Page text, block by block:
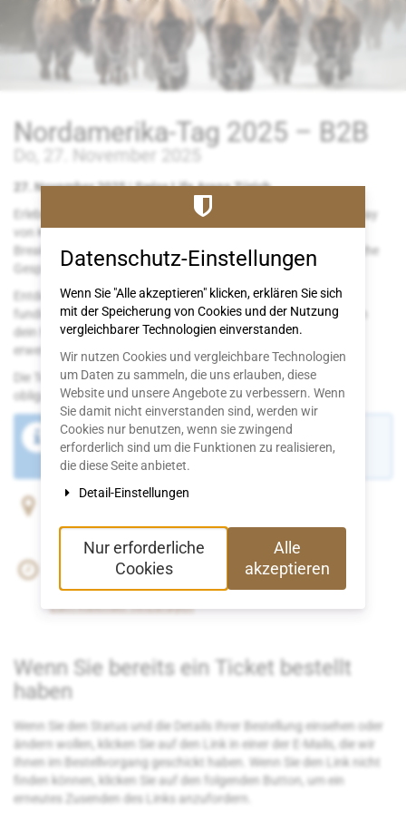
Inhalt
Nordamerika-Tag 2025 – B2B
Do, 27. November 2025
27. November 2025 | Swiss Life Arena Zürich
Erlebe Nordamerika in all seinen Facetten! Am North America Day
von Knecht Reisen erwartet dich ein informatives B2B
Breakfastseminar mit inspirierenden Vorträgen sowie persönliche
Gespräche mit unseren Partnern und Spezialisten vor Ort.
Entdecke aktuelle Trends, spannende Angebote und erhalte
fundiertes Wissen aus erster Hand zu Kanada und den USA, um
dein Nordamerika-Know-how für erfolgreiche Beratungen zu
erweitern.
Die Teilnahme am Event ist kostenlos, eine Anmeldung ist
obligatorisch.
Der Buchungszeitraum für diese Veranstaltung ist
beendet.
Vulkanstrasse 130
8048 Zürich
Do, 27. November 2025
Beginn:09:00Uhr
Zum Kalender hinzufügen
Wenn Sie bereits ein Ticket bestellt
haben
Wenn Sie den Status und die Details Ihrer Bestellung einsehen oder
ändern wollen, klicken Sie auf den Link in einer der E-Mails, die wir
Ihnen im Bestellvorgang geschickt haben. Wenn Sie den Link nicht
finden können, klicken Sie auf den folgenden Button, um ein
erneutes Zusenden des Links anzufordern.
Datenschutz-Einstellungen
Wenn Sie "Alle akzeptieren" klicken, erklären Sie sich
mit der Speicherung von Cookies und der Nutzung
vergleichbarer Technologien einverstanden.
Wir nutzen Cookies und vergleichbare Technologien
um Daten zu sammeln, die uns erlauben, diese
Website und unsere Angebote zu verbessern. Wenn
Sie damit nicht einverstanden sind, werden wir
Cookies nur benutzen, wenn sie zwingend
erforderlich sind um die Funktionen zu realisieren,
die diese Seite anbietet.
Detail-Einstellungen
Nur erforderliche
Cookies
Alle
akzeptieren